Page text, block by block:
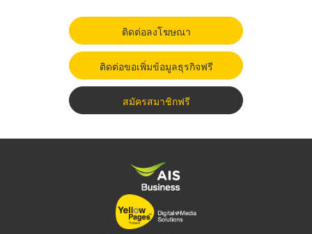
ติดต่อลงโฆษณา
ติดต่อขอเพิ่มข้อมูลธุรกิจฟรี
สมัครสมาชิกฟรี